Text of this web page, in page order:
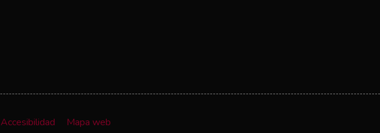
Accesibilidad Mapa web